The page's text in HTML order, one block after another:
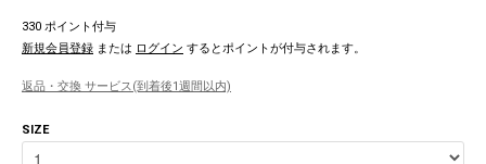
330 ポイント付与
新規会員登録 または ログイン するとポイントが付与されます。
返品・交換 サービス(到着後1週間以内)
SIZE